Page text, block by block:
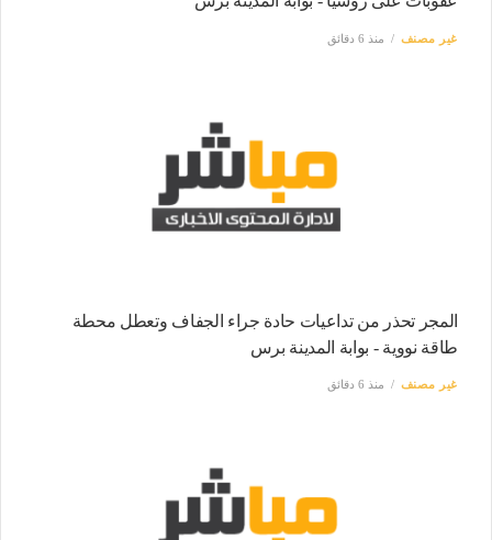
غير مصنف منذ 6 دقائق
المجر تحذر من تداعيات حادة جراء الجفاف وتعطل محطة
طاقة نووية - بوابة المدينة برس
غير مصنف منذ 6 دقائق